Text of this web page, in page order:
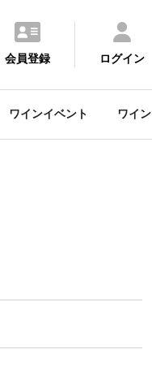
会員登録 ログイン
ワインイベント ワイン